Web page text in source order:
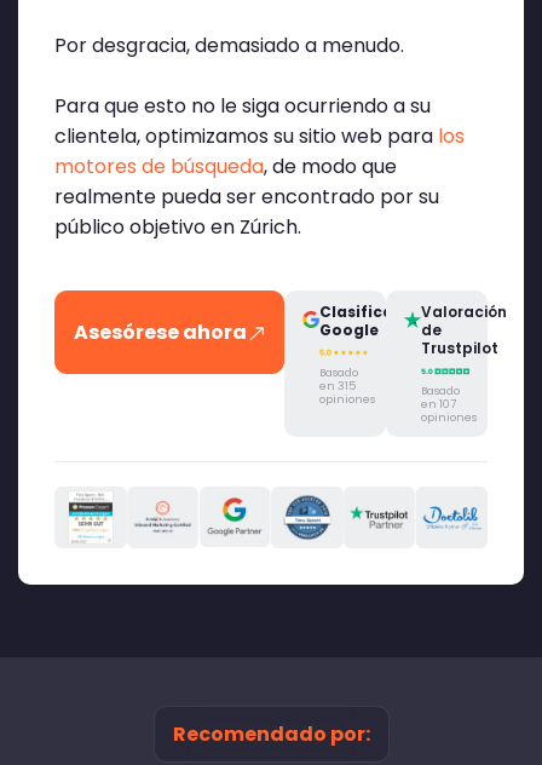
Por desgracia, demasiado a menudo.
Para que esto no le siga ocurriendo a su
clientela, optimizamos su sitio web para los
motores de búsqueda, de modo que
realmente pueda ser encontrado por su
público objetivo en Zúrich.
Asesórese ahora
Clasificación
Google
Basado
en 315
opiniones
Valoración
de
Trustpilot
Basado
en 107
opiniones
Recomendado por: